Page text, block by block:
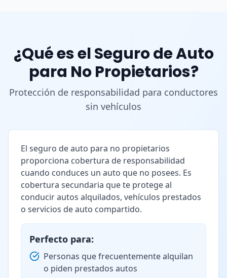
¿Qué es el Seguro de Auto
para No Propietarios?
Protección de responsabilidad para conductores
sin vehículos
El seguro de auto para no propietarios
proporciona cobertura de responsabilidad
cuando conduces un auto que no posees. Es
cobertura secundaria que te protege al
conducir autos alquilados, vehículos prestados
o servicios de auto compartido.
Perfecto para:
Personas que frecuentemente alquilan
o piden prestados autos